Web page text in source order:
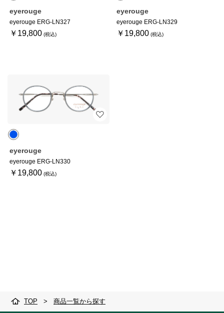
eyerouge
eyerouge ERG-LN327
￥19,800
eyerouge
eyerouge ERG-LN329
￥19,800
eyerouge
eyerouge ERG-LN330
￥19,800
TOP > 商品一覧から探す